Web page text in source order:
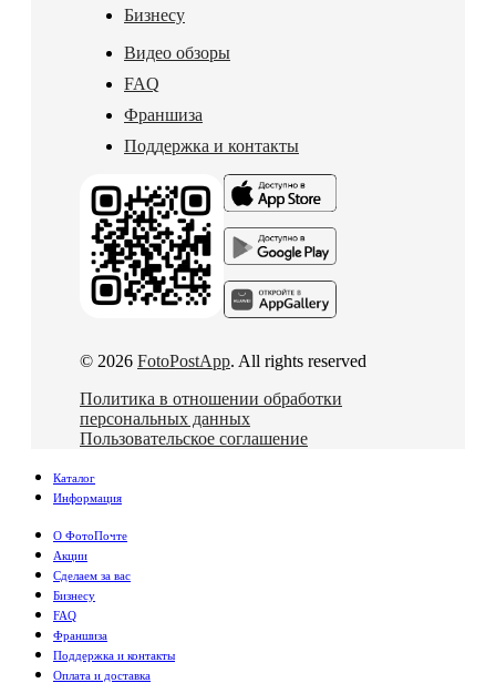
Бизнесу
Видео обзоры
FAQ
Франшиза
Поддержка и контакты
© 2026 FotoPostApp. All rights reserved
Политика в отношении обработки
персональных данных
Пользовательское соглашение
Каталог
Информация
О ФотоПочте
Акции
Сделаем за вас
Бизнесу
FAQ
Франшиза
Поддержка и контакты
Оплата и доставка